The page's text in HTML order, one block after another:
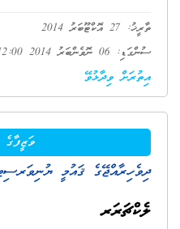
ތާރީޚު: 27 އޮކްޓޫބަރު 2014
ސުންގަޑި: 06 ނޮވެންބަރު 2014 12:00
އިތުރަށް ވިދާޅުވޭ
ދިވެހިރާއްޖޭގެ ޤައުމީ
ލެކްޗަރަރ